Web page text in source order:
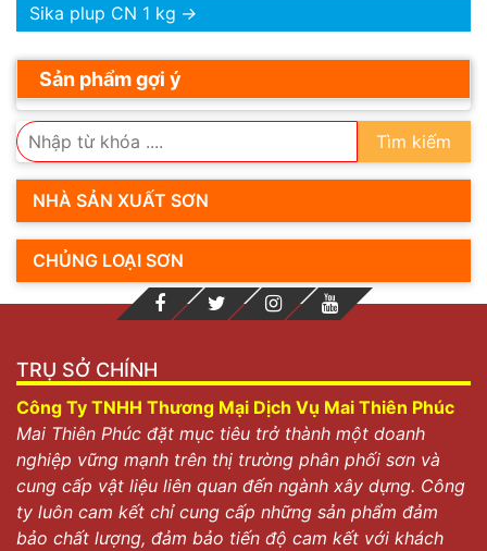
Sika plup CN 1 kg →
Sản phẩm gợi ý
Tìm kiếm
NHÀ SẢN XUẤT SƠN
CHỦNG LOẠI SƠN
TRỤ SỞ CHÍNH
Công Ty TNHH Thương Mại Dịch Vụ Mai Thiên Phúc
Mai Thiên Phúc đặt mục tiêu trở thành một doanh
nghiệp vững mạnh trên thị trường phân phối sơn và
cung cấp vật liệu liên quan đến ngành xây dựng. Công
ty luôn cam kết chỉ cung cấp những sản phẩm đảm
bảo chất lượng, đảm bảo tiến độ cam kết với khách